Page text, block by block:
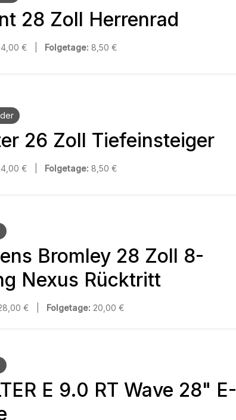
28 Zoll Herrenrad
€ | Folgetage: 8,50 €
26 Zoll Tiefeinsteiger
€ | Folgetage: 8,50 €
Bromley 28 Zoll 8-
Nexus Rücktritt
€ | Folgetage: 20,00 €
E 9.0 RT Wave 28" E-